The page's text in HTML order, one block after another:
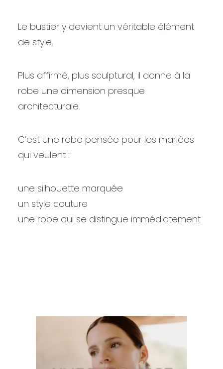
Le bustier y devient un véritable élément
de style.
Plus affirmé, plus sculptural, il donne à la
robe une dimension presque
architecturale.
C’est une robe pensée pour les mariées
qui veulent :
une silhouette marquée
un style couture
une robe qui se distingue immédiatement